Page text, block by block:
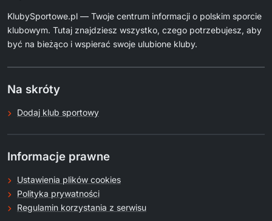
KlubySportowe.pl — Twoje centrum informacji o polskim sporcie
klubowym. Tutaj znajdziesz wszystko, czego potrzebujesz, aby
być na bieżąco i wspierać swoje ulubione kluby.
Na skróty
Dodaj klub sportowy
Informacje prawne
Ustawienia plików cookies
Polityka prywatności
Regulamin korzystania z serwisu